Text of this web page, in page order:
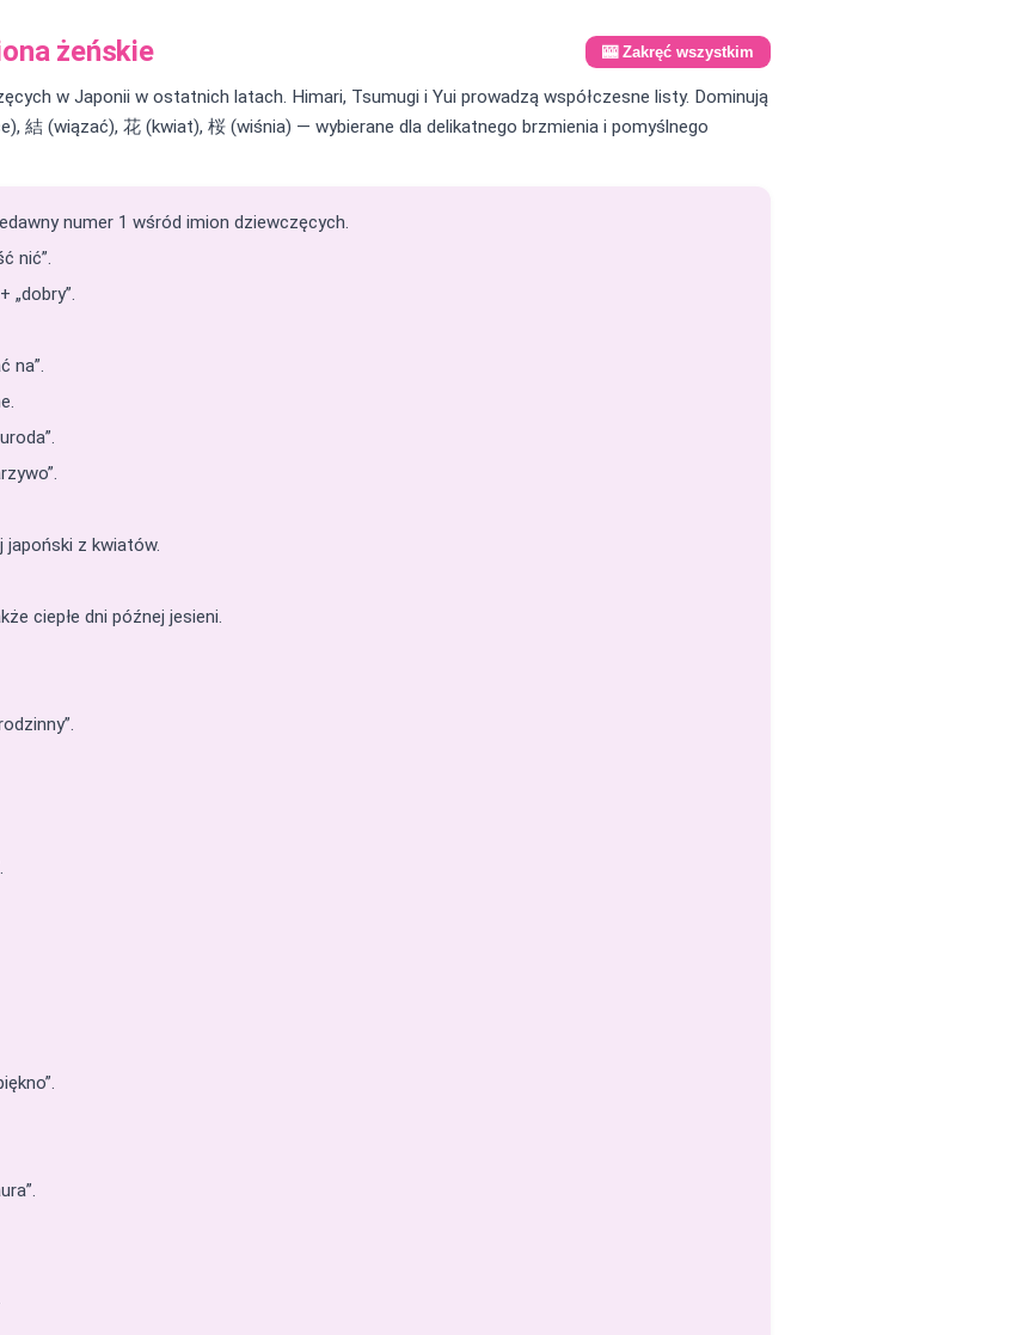
żeńskie 🎰 Zakręć wszystkim
w Japonii w ostatnich latach. Himari, Tsumugi i Yui prowadzą współczesne listy. Dominują
結 (wiązać), 花 (kwiat), 桜 (wiśnia) — wybierane dla delikatnego brzmienia i pomyślnego
numer 1 wśród imion dziewczęcych.
nić”.
„dobry”.
na”.
japoński z kwiatów.
ciepłe dni późnej jesieni.